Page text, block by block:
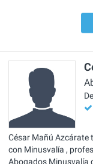
César Mañú Azcárate
con Minusvalía ,
Abogados Minusvalía